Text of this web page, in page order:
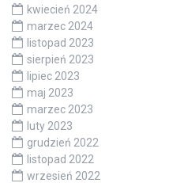
kwiecień 2024
marzec 2024
listopad 2023
sierpień 2023
lipiec 2023
maj 2023
marzec 2023
luty 2023
grudzień 2022
listopad 2022
wrzesień 2022